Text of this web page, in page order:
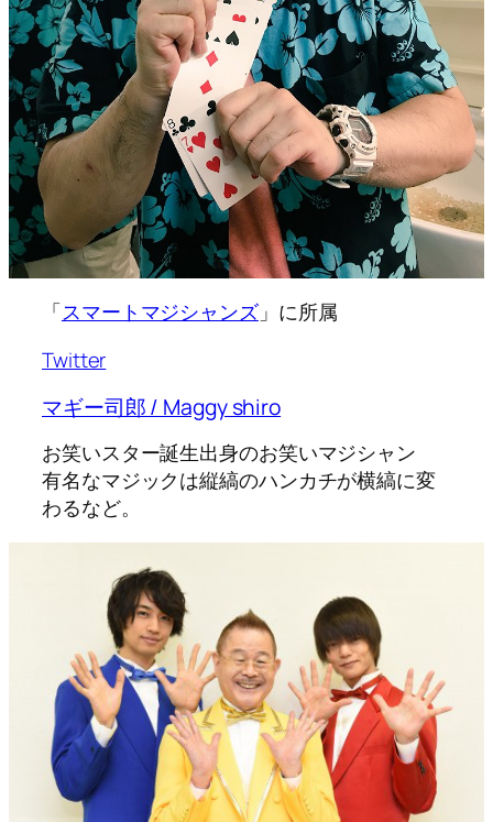
「スマートマジシャンズ」に所属
Twitter
マギー司郎 / Maggy shiro
お笑いスター誕生出身のお笑いマジシャン
有名なマジックは縦縞のハンカチが横縞に変
わるなど。